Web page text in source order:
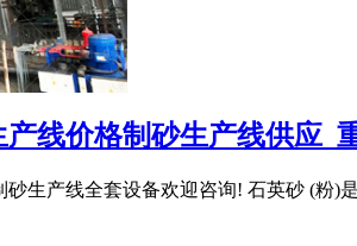
线价格制砂生产线供应_
生产线全套设备欢迎咨询! 石英砂 (粉